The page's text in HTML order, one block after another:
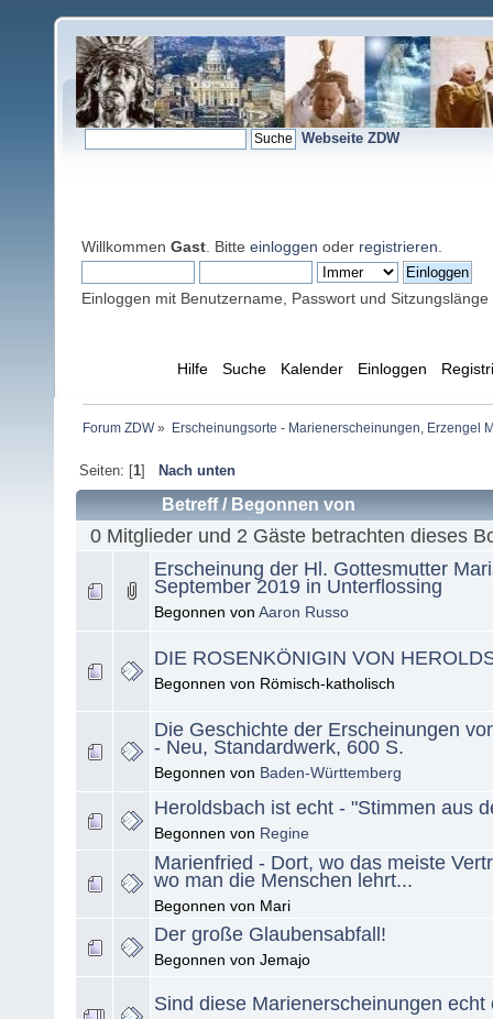
Webseite ZDW
Willkommen Gast . Bitte einloggen oder registrieren
Einloggen mit Benutzername, Passwort und Sitzungslänge
Hilfe Suche Kalender Einloggen
Forum ZDW» Erscheinungsorte - Marienerscheinungen, Erzengel
Seiten: [1] Nach unten
Betreff/ Begonnen von
0 Mitglieder und 2 Gäste betrachten dieses
Erscheinung der Hl. Gottesmutter
September 2019 in Unterflossing
Begonnen von Aaron Russo
DIE ROSENKÖNIGIN VON
Begonnen von Römisch-katholisch
Die Geschichte der Erscheinungen
- Neu, Standardwerk, 600 S.
Begonnen von Baden-Württemberg
Heroldsbach ist echt - "Stimmen aus
Begonnen von Regine
Marienfried - Dort, wo das meiste
wo man die Menschen lehrt...
Begonnen von Mari
Der große Glaubensabfall!
Begonnen von Jemajo
Sind diese Marienerscheinungen echt